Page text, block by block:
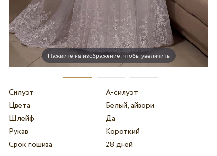
Нажмите на изображение, чтобы увеличить
Силуэт
А-силуэт
Цвета
Белый, айвори
Шлейф
Да
Рукав
Короткий
Срок пошива
28 дней